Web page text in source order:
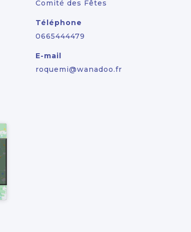
Comité des Fêtes
Téléphone
0665444479
E-mail
roquemi@wanadoo.fr